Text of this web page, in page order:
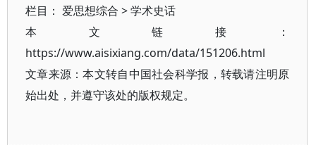
栏目： 爱思想综合 >学术史话
本文链接：
https://www.aisixiang.com/data/151206.html
文章来源：本文转自中国社会科学报，转载请注明原
始出处，并遵守该处的版权规定。